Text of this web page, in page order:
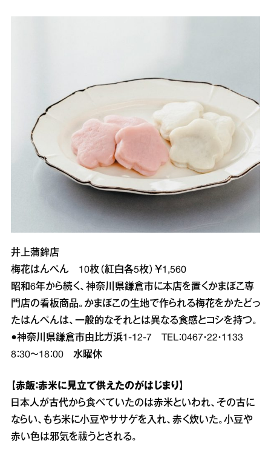
井上蒲鉾店
梅花はんぺん 10枚（紅白各5枚）￥1,560
昭和6年から続く、神奈川県鎌倉市に本店を置くかまぼこ専
門店の看板商品。かまぼこの生地で作られる梅花をかたどっ
たはんぺんは、一般的なそれとは異なる食感とコシを持つ。
●神奈川県鎌倉市由比ガ浜1‐12‐7 TEL：0467・22・1133
8：30～18：00 水曜休
【赤飯：赤米に見立て供えたのがはじまり】
日本人が古代から食べていたのは赤米といわれ、その古に
ならい、もち米に小豆やササゲを入れ、赤く炊いた。小豆や
赤い色は邪気を祓うとされる。